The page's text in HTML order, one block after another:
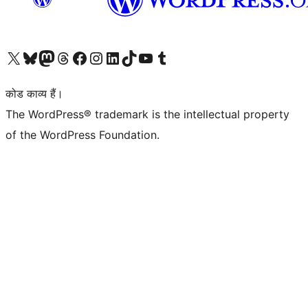
Visit our X (formerly Twitter) account
हमारे बलुस्की खाते पर जाएँVisit our Mastodon account
हमारे थ्रेड्स अकाउंट पर जाएंहमारे फेसबुक पेज पर जाएँहमारे इंस्टाग्राम अकाउंट पर जाएंहमारे लिंक्डइन खाते पर जाएँहमारे टिकटॉक खाते पर जाएँहमारे यूट्यूब चैनल पर जाएंहमारे Tumblr खाते पर जाएँ
कोड काव्य हैं।
The WordPress® trademark is the intellectual property
of the WordPress Foundation.